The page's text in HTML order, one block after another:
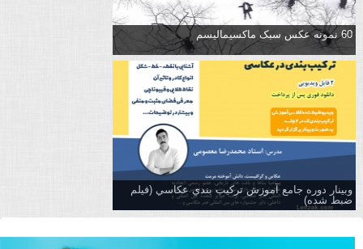
60 نمونه عکس سبک ماکسیمالیسم
وبینار دوره جامع آموزش تركيب بندي عكاسي (فیلم
ضبط شده)